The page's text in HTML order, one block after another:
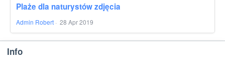
Plaże dla naturystów zdjęcia
Admin Robert· 28 Apr 2019
Info